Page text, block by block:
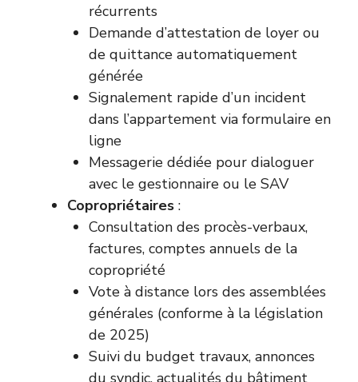
récurrents
Demande d’attestation de loyer ou
de quittance automatiquement
générée
Signalement rapide d’un incident
dans l’appartement via formulaire en
ligne
Messagerie dédiée pour dialoguer
avec le gestionnaire ou le SAV
Copropriétaires :
Consultation des procès-verbaux,
factures, comptes annuels de la
copropriété
Vote à distance lors des assemblées
générales (conforme à la législation
de 2025)
Suivi du budget travaux, annonces